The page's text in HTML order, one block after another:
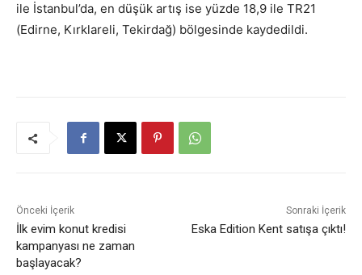
ile İstanbul’da, en düşük artış ise yüzde 18,9 ile TR21
(Edirne, Kırklareli, Tekirdağ) bölgesinde kaydedildi.
Önceki İçerik
İlk evim konut kredisi
kampanyası ne zaman
başlayacak?
Sonraki İçerik
Eska Edition Kent satışa çıktı!